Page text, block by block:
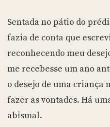
Sentada no pátio do
fazia de conta que
reconhecendo meu
me recebesse um ano
o desejo de uma criança
fazer as vontades. Há
abismal.